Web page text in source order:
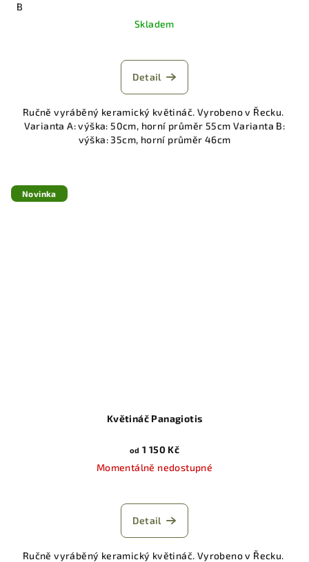
B
Skladem
Detail
Ručně vyráběný keramický květináč. Vyrobeno v Řecku.
Varianta A: výška: 50cm, horní průměr 55cm Varianta B:
výška: 35cm, horní průměr 46cm
Novinka
Květináč Panagiotis
od 1 150 Kč
Momentálně nedostupné
Detail
Ručně vyráběný keramický květináč. Vyrobeno v Řecku.